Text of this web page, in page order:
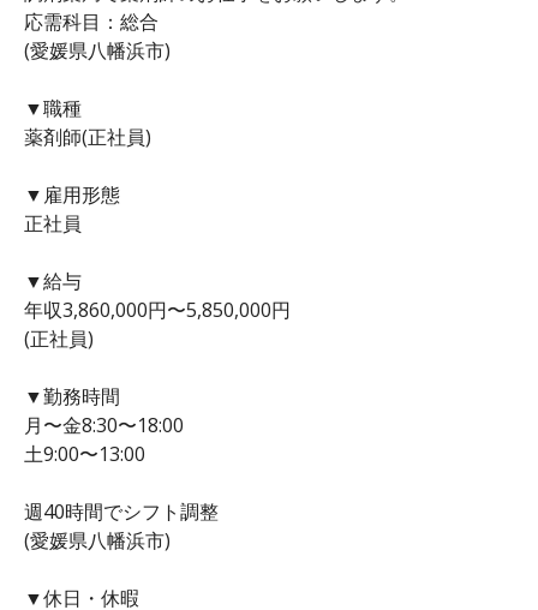
応需科目：総合
(愛媛県八幡浜市)
▼職種
薬剤師(正社員)
▼雇用形態
正社員
▼給与
年収3,860,000円〜5,850,000円
(正社員)
▼勤務時間
月〜金8:30〜18:00
土9:00〜13:00
週40時間でシフト調整
(愛媛県八幡浜市)
▼休日・休暇